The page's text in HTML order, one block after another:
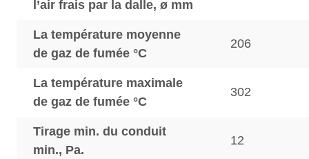
l’air frais par la dalle, ø mm
La température moyenne
de gaz de fumée °C
206
La température maximale
de gaz de fumée °C
302
Tirage min. du conduit
min., Pa.
12